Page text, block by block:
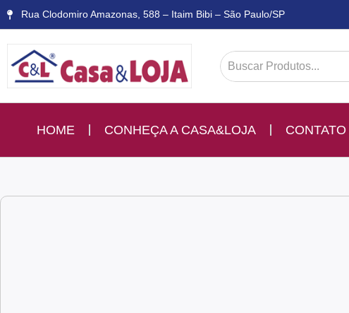
Rua Clodomiro Amazonas, 588 – Itaim Bibi – São Paulo/SP
HOME CONHEÇA A CASA&LOJA